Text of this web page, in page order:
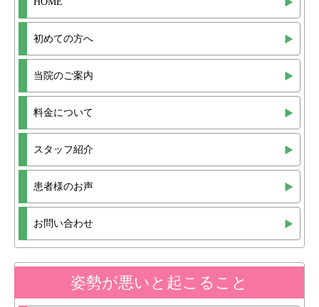
初めての方へ
当院のご案内
料金について
スタッフ紹介
患者様のお声
お問い合わせ
姿勢が悪いと起こること